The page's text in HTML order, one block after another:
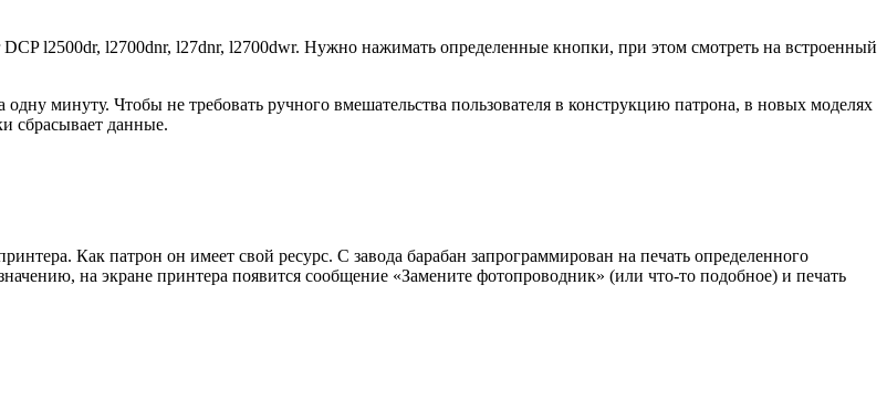
DCP l2500dr, l2700dnr, l27dnr, l2700dwr. Нужно нажимать определенные кнопки, при этом смотреть на встроенный
минуту. Чтобы не требовать ручного вмешательства пользователя в конструкцию патрона, в новых моделях
сбрасывает данные.
Как патрон он имеет свой ресурс. С завода барабан запрограммирован на печать определенного
на экране принтера появится сообщение «Замените фотопроводник» (или что-то подобное) и печать